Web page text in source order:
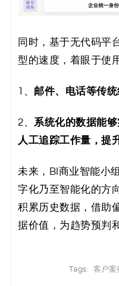
同时，基于无代码平
型的速度，着眼于使
1、 邮件、电话等传
2、 系统化的数据能
人工追踪工作量，提
未来，BI商业智能小
字化乃至智能化的方
积累历史数据，借助
据价值，为趋势预判
Tags: 客户案